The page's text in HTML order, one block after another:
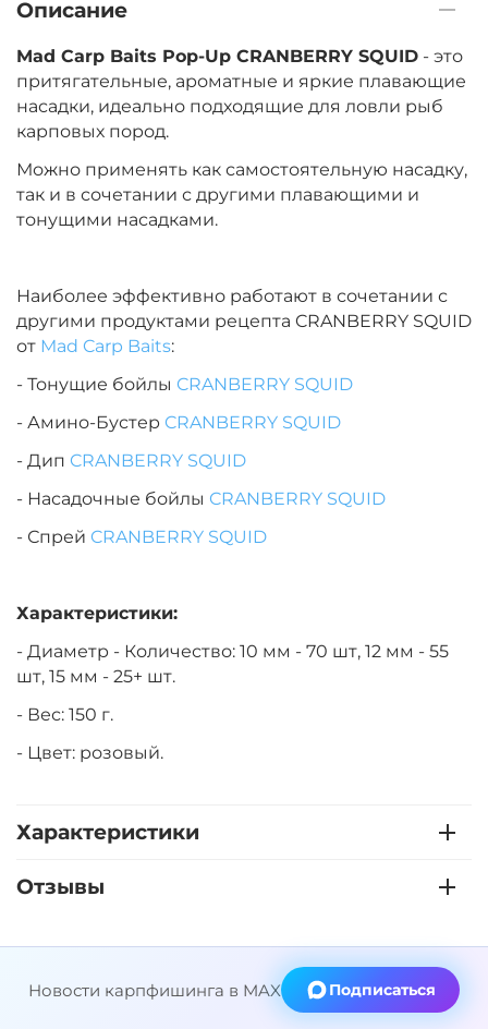
Описание
Mad Carp Baits Pop-Up CRANBERRY SQUID - это
притягательные, ароматные и яркие плавающие
насадки, идеально подходящие для ловли рыб
карповых пород.
Можно применять как самостоятельную насадку,
так и в сочетании с другими плавающими и
тонущими насадками.
Наиболее эффективно работают в сочетании с
другими продуктами рецепта CRANBERRY SQUID
от Mad Carp Baits:
- Тонущие бойлы CRANBERRY SQUID
- Амино-Бустер CRANBERRY SQUID
- Дип CRANBERRY SQUID
- Насадочные бойлы CRANBERRY SQUID
- Спрей CRANBERRY SQUID
Характеристики:
- Диаметр - Количество: 10 мм - 70 шт, 12 мм - 55
шт, 15 мм - 25+ шт.
- Вес: 150 г.
- Цвет: розовый.
Характеристики
Отзывы
Новости карпфишинга в MAX Подписаться